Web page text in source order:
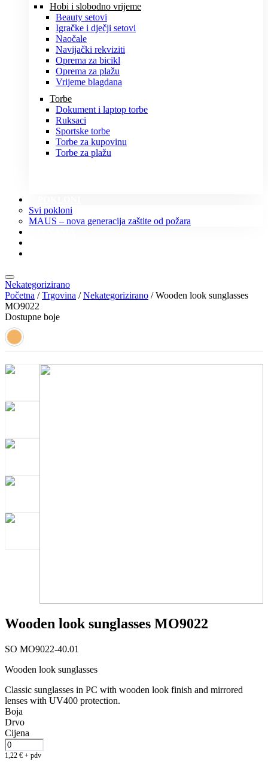
Hobi i slobodno vrijeme
Beauty setovi
Igračke i dječji setovi
Naočale
Navijački rekviziti
Oprema za bicikl
Oprema za plažu
Vrijeme blagdana
Torbe
Dokument i laptop torbe
Ruksaci
Sportske torbe
Torbe za kupovinu
Torbe za plažu
Svi pokloni
MAUS – nova generacija zaštite od požara
Nekategorizirano
Početna /Trgovina /Nekategorizirano / Wooden look sunglasses
MO9022
Dostupne boje
Wooden look sunglasses MO9022
SO MO9022-40.01
Wooden look sunglasses
Classic sunglasses in PC with wooden look finish and mirrored
lenses with UV400 protection.
Boja
Drvo
Cijena
1,22 € + pdv